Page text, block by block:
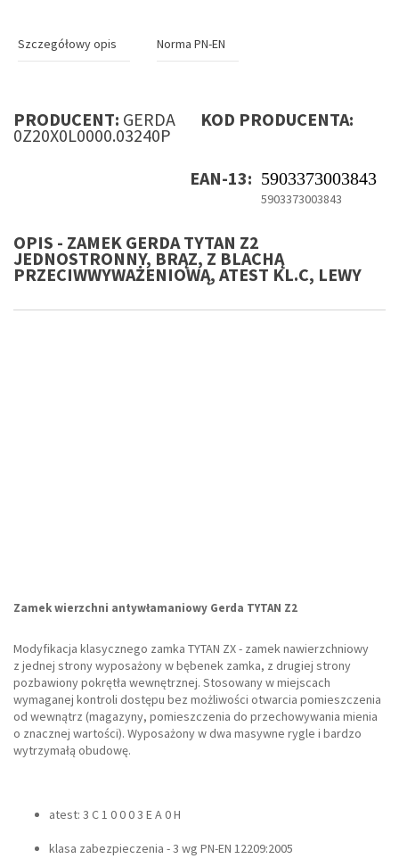
Szczegółowy opis Norma PN-EN
PRODUCENT: GERDA KOD PRODUCENTA:
0Z20X0L0000.03240P
EAN-13: 5903373003843
5903373003843
OPIS - ZAMEK GERDA TYTAN Z2
JEDNOSTRONNY, BRĄZ, Z BLACHĄ
PRZECIWWYWAŻENIOWĄ, ATEST KL.C, LEWY
Zamek wierzchni antywłamaniowy Gerda TYTAN Z2
Modyfikacja klasycznego zamka TYTAN ZX - zamek nawierzchniowy
z jednej strony wyposażony w bębenek zamka, z drugiej strony
pozbawiony pokrętła wewnętrznej. Stosowany w miejscach
wymaganej kontroli dostępu bez możliwości otwarcia pomieszczenia
od wewnątrz (magazyny, pomieszczenia do przechowywania mienia
o znacznej wartości). Wyposażony w dwa masywne rygle i bardzo
wytrzymałą obudowę.
atest: 3 C 1 0 0 0 3 E A 0 H
klasa zabezpieczenia - 3 wg PN-EN 12209:2005